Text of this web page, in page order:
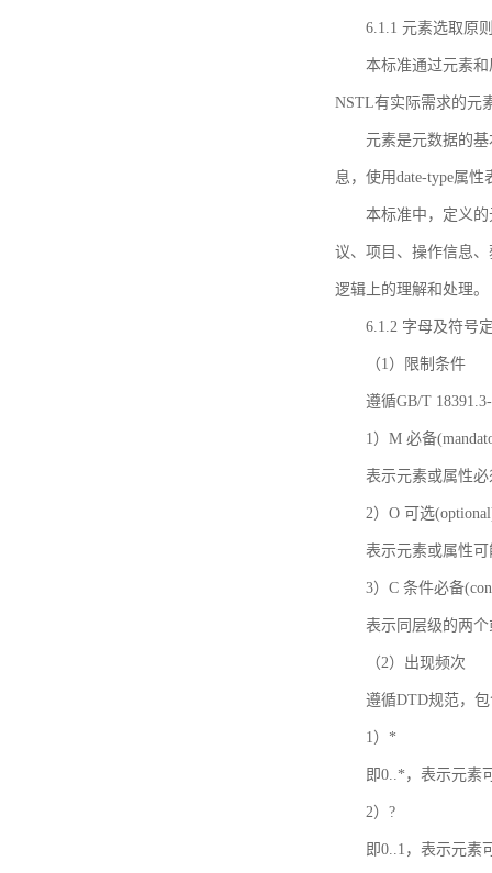
6.1.1 元素选取原
本标准通过元素
NSTL有实际需求的元
元素是元数据的
息，使用date-type属
本标准中，定义
议、项目、操作信息
逻辑上的理解和处理。
6.1.2 字母及符号
（1）限制条件
遵循GB/T
1）M 必备
表示元素或属性
2）O 可选
表示元素或属性
3）C 条件必备
表示同层级的两
（2）出现频次
遵循DTD规范，
1）*
即0..*，表示元素
2）?
即0..1，表示元素